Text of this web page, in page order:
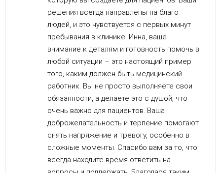
решения всегда направлены на благо
людей, и это чувствуется с первых минут
пребывания в клинике. Инна, ваше
внимание к деталям и готовность помочь в
любой ситуации – это настоящий пример
того, каким должен быть медицинский
работник. Вы не просто выполняете свои
обязанности, а делаете это с душой, что
очень важно для пациентов. Ваша
доброжелательность и терпение помогают
снять напряжение и тревогу, особенно в
сложные моменты. Спасибо вам за то, что
всегда находите время ответить на